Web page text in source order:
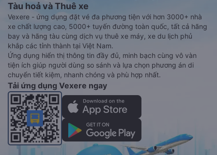
Tàu hoả và Thuê xe
Vexere - ứng dụng đặt vé đa phương tiện với hơn 3000+ nhà
xe chất lượng cao, 5000+ tuyến đường toàn quốc, tất cả hãng
bay và hãng tàu cùng dịch vụ thuê xe máy, xe du lịch phủ
khắp các tỉnh thành tại Việt Nam.
Ứng dụng hiển thị thông tin đầy đủ, minh bạch cùng vô vàn
tiện ích giúp người dùng so sánh và lựa chọn phương án di
chuyển tiết kiệm, nhanh chóng và phù hợp nhất.
Tải ứng dụng Vexere ngay